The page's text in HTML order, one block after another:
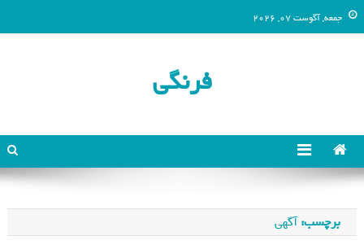
جمعه, آگوست 07, 2026
فرنگی
برچسب:آگهی